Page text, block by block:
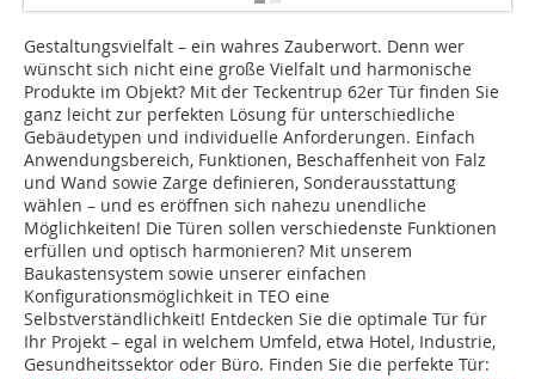
Gestaltungsvielfalt – ein wahres Zauberwort. Denn wer
wünscht sich nicht eine große Vielfalt und harmonische
Produkte im Objekt? Mit der Teckentrup 62er Tür finden Sie
ganz leicht zur perfekten Lösung für unterschiedliche
Gebäudetypen und individuelle Anforderungen. Einfach
Anwendungsbereich, Funktionen, Beschaffenheit von Falz
und Wand sowie Zarge definieren, Sonderausstattung
wählen – und es eröffnen sich nahezu unendliche
Möglichkeiten! Die Türen sollen verschiedenste Funktionen
erfüllen und optisch harmonieren? Mit unserem
Baukastensystem sowie unserer einfachen
Konfigurationsmöglichkeit in TEO eine
Selbstverständlichkeit! Entdecken Sie die optimale Tür für
Ihr Projekt – egal in welchem Umfeld, etwa Hotel, Industrie,
Gesundheitssektor oder Büro. Finden Sie die perfekte Tür: